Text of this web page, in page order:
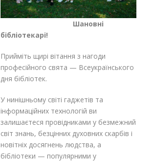
Шановні
бібліотекарі!
Прийміть щирі вітання з нагоди
професійного свята — Всеукраїнського
дня бібліотек.
У нинішньому світі гаджетів та
інформаційних технологій ви
залишаєтеся провідниками у безмежний
світ знань, безцінних духовних скарбів і
новітніх досягнень людства, а
бібліотеки — популярними у